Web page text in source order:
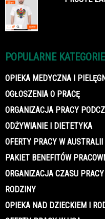
POPULARNE KATEGORIE
OPIEKA MEDYCZNA I
OGŁOSZENIA O PRACĘ
ORGANIZACJA PRACY
ODŻYWIANIE I DIETETYKA
OFERTY PRACY W
PAKIET BENEFITÓW
ORGANIZACJA CZASU
RODZINY
OPIEKA NAD DZIECKIEM I